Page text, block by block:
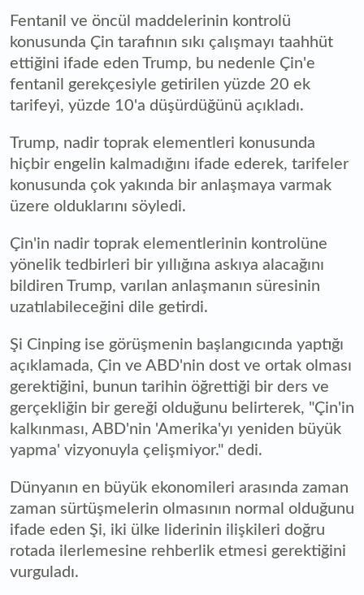
Fentanil ve öncül maddelerinin kontrolü
konusunda Çin tarafının sıkı çalışmayı taahhüt
ettiğini ifade eden Trump, bu nedenle Çin'e
fentanil gerekçesiyle getirilen yüzde 20 ek
tarifeyi, yüzde 10'a düşürdüğünü açıkladı.
Trump, nadir toprak elementleri konusunda
hiçbir engelin kalmadığını ifade ederek, tarifeler
konusunda çok yakında bir anlaşmaya varmak
üzere olduklarını söyledi.
Çin'in nadir toprak elementlerinin kontrolüne
yönelik tedbirleri bir yıllığına askıya alacağını
bildiren Trump, varılan anlaşmanın süresinin
uzatılabileceğini dile getirdi.
Şi Cinping ise görüşmenin başlangıcında yaptığı
açıklamada, Çin ve ABD'nin dost ve ortak olması
gerektiğini, bunun tarihin öğrettiği bir ders ve
gerçekliğin bir gereği olduğunu belirterek, "Çin'in
kalkınması, ABD'nin 'Amerika'yı yeniden büyük
yapma' vizyonuyla çelişmiyor." dedi.
Dünyanın en büyük ekonomileri arasında zaman
zaman sürtüşmelerin olmasının normal olduğunu
ifade eden Şi, iki ülke liderinin ilişkileri doğru
rotada ilerlemesine rehberlik etmesi gerektiğini
vurguladı.